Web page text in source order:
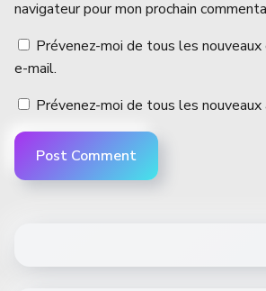
navigateur pour mon prochain
Prévenez-moi de tous les
e-mail.
Prévenez-moi de tous les